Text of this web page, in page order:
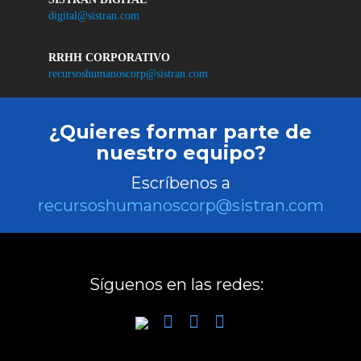
digital@sistran.com
RRHH CORPORATIVO
recursoshumanoscorp@sistran.com
¿Quieres formar parte de
nuestro equipo?
Escríbenos a
recursoshumanoscorp@sistran.com
Síguenos en las redes: